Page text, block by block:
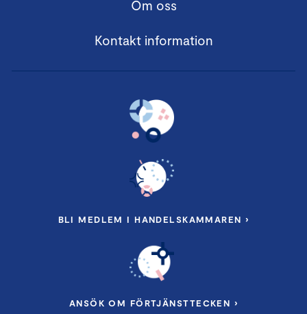
Om oss
Kontakt information
BLI MEDLEM I HANDELSKAMMAREN ›
ANSÖK OM FÖRTJÄNSTTECKEN ›